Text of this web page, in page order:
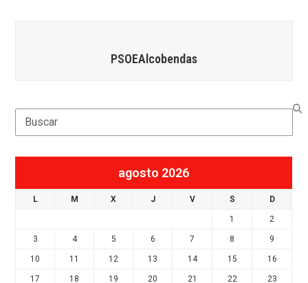
PSOEAlcobendas
Search
agosto 2026
L M X J V S D
1 2
3 4 5 6 7 8 9
10 11 12 13 14 15 16
17 18 19 20 21 22 23